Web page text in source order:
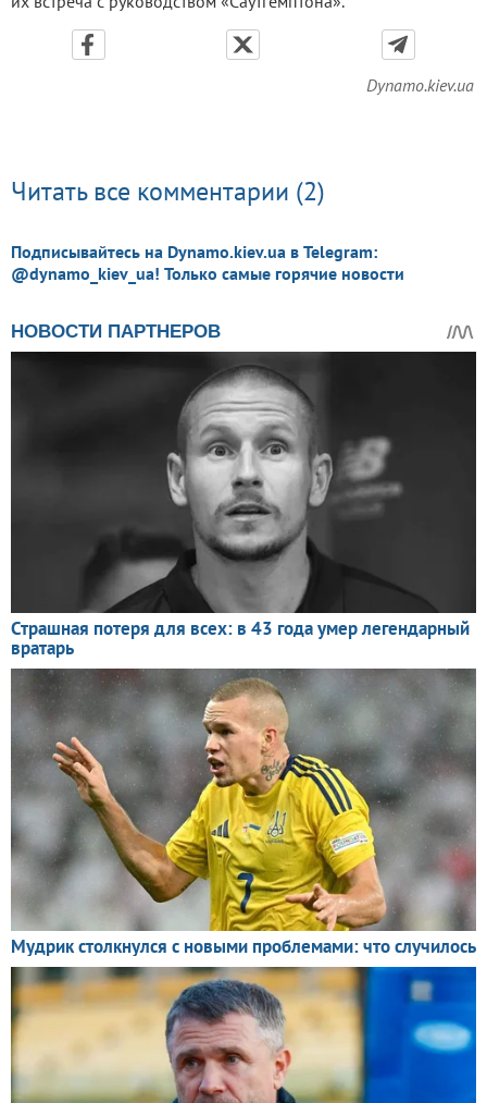
Dynamo.kiev.ua
Читать все комментарии (2)
Подписывайтесь на Dynamo.kiev.ua в Telegram:
@dynamo_kiev_ua! Только самые горячие новости